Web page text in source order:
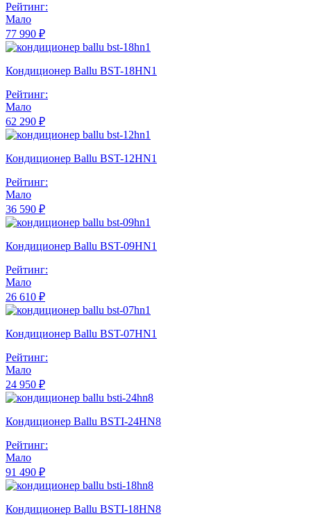
Рейтинг:
Мало
77 990 ₽
Кондиционер Ballu BST-18HN1
Рейтинг:
Мало
62 290 ₽
Кондиционер Ballu BST-12HN1
Рейтинг:
Мало
36 590 ₽
Кондиционер Ballu BST-09HN1
Рейтинг:
Мало
26 610 ₽
Кондиционер Ballu BST-07HN1
Рейтинг:
Мало
24 950 ₽
Кондиционер Ballu BSTI-24HN8
Рейтинг:
Мало
91 490 ₽
Кондиционер Ballu BSTI-18HN8